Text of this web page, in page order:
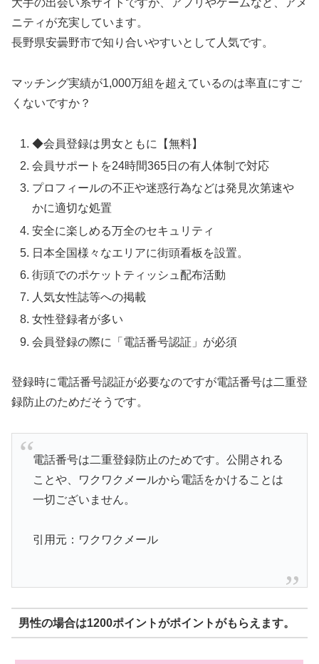
大手の出会い系サイトですが、アプリやゲームなど、アメ
ニティが充実しています。
長野県安曇野市で知り合いやすいとして人気です。
マッチング実績が1,000万組を超えているのは率直にすご
くないですか？
◆会員登録は男女ともに【無料】
会員サポートを24時間365日の有人体制で対応
プロフィールの不正や迷惑行為などは発見次第速や
かに適切な処置
安全に楽しめる万全のセキュリティ
日本全国様々なエリアに街頭看板を設置。
街頭でのポケットティッシュ配布活動
人気女性誌等への掲載
女性登録者が多い
会員登録の際に「電話番号認証」が必須
登録時に電話番号認証が必要なのですが電話番号は二重登
録防止のためだそうです。
電話番号は二重登録防止のためです。公開される
ことや、ワクワクメールから電話をかけることは
一切ございません。
引用元：ワクワクメール
男性の場合は1200ポイントがポイントがもらえます。